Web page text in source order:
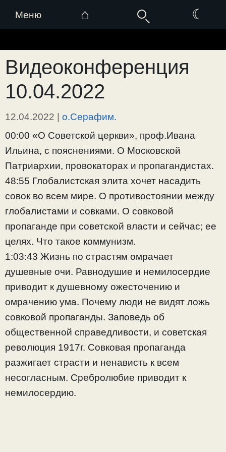
Меню ⌂ ☾
к
содержимому
Видеоконференция
10.04.2022
12.04.2022 | о.Серафим.
00:00 «О Советской церкви», проф.Ивана
Ильина, с пояснениями. О Московской
Патриархии, провокаторах и пропагандистах.
48:55 Глобалистская элита хочет насадить
совок во всем мире. О противостоянии между
глобалистами и совками. О совковой
пропаганде при советской власти и сейчас; ее
целях. Что такое коммунизм.
1:03:43 Жизнь по страстям омрачает
душевные очи. Равнодушие и немилосердие
приводит к душевному ожесточению и
омрачению ума. Почему люди не видят ложь
совковой пропаганды. Заповедь об
общественной справедливости, и советская
революция 1917г. Совковая пропаганда
разжигает страсти и ненависть к всем
несогласным. Сребролюбие приводит к
немилосердию.